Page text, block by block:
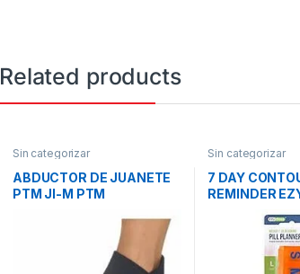
Related products
Sin categorizar
ABDUCTOR DE JUANETE
PTM JI-M PTM
Sin categorizar
7 DAY
REMINDER